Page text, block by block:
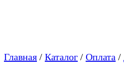
Главная / Каталог / Оплата /